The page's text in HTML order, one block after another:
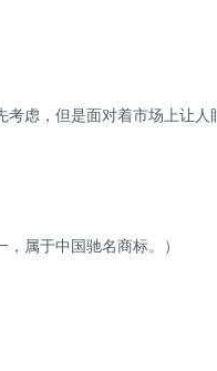
虑，但是面对着市场上让
属于中国驰名商标。）